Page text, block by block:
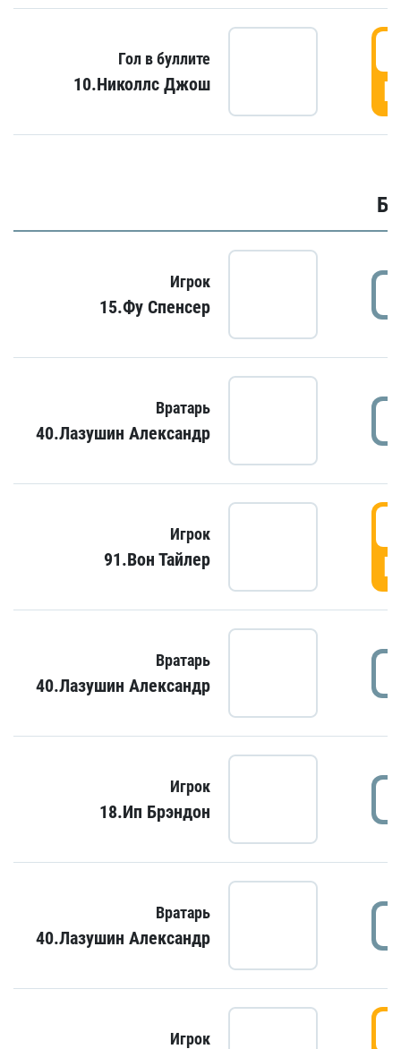
Гол в буллите
10.Николлс Джош
Игрок
15.Фу Спенсер
Вратарь
40.Лазушин Александр
Игрок
91.Вон Тайлер
Вратарь
40.Лазушин Александр
Игрок
18.Ип Брэндон
Вратарь
40.Лазушин Александр
Игрок